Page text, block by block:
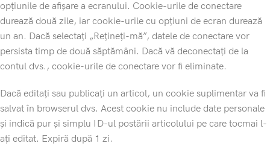
opțiunile de afișare a ecranului. Cookie-urile de conectare
durează două zile, iar cookie-urile cu opțiuni de ecran durează
un an. Dacă selectați „Rețineți-mă”, datele de conectare vor
persista timp de două săptămâni. Dacă vă deconectați de la
contul dvs., cookie-urile de conectare vor fi eliminate.
Dacă editați sau publicați un articol, un cookie suplimentar va fi
salvat în browserul dvs. Acest cookie nu include date personale
și indică pur și simplu ID-ul postării articolului pe care tocmai l-
ați editat. Expiră după 1 zi.